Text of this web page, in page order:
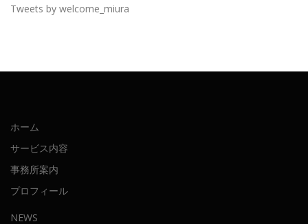
Tweets by welcome_miura
ホーム
サービス内容
事務所案内
プロフィール
NEWS